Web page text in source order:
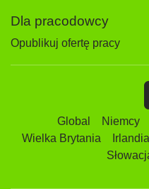
Dla pracodowcy
Opublikuj ofertę pracy
Global Niemcy
Wielka Brytania
Irlandia